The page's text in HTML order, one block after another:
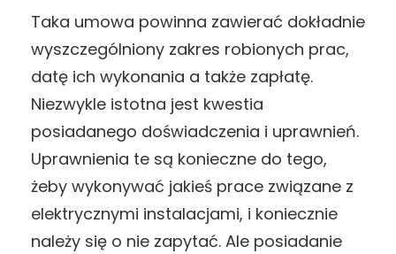
Taka umowa powinna zawierać dokładnie
wyszczególniony zakres robionych prac,
datę ich wykonania a także zapłatę.
Niezwykle istotna jest kwestia
posiadanego doświadczenia i uprawnień.
Uprawnienia te są konieczne do tego,
żeby wykonywać jakieś prace związane z
elektrycznymi instalacjami, i koniecznie
należy się o nie zapytać. Ale posiadanie